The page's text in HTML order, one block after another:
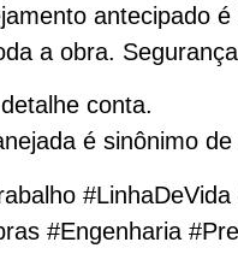
antecipado
a obra.
conta.
é sinônimo
#Engenharia